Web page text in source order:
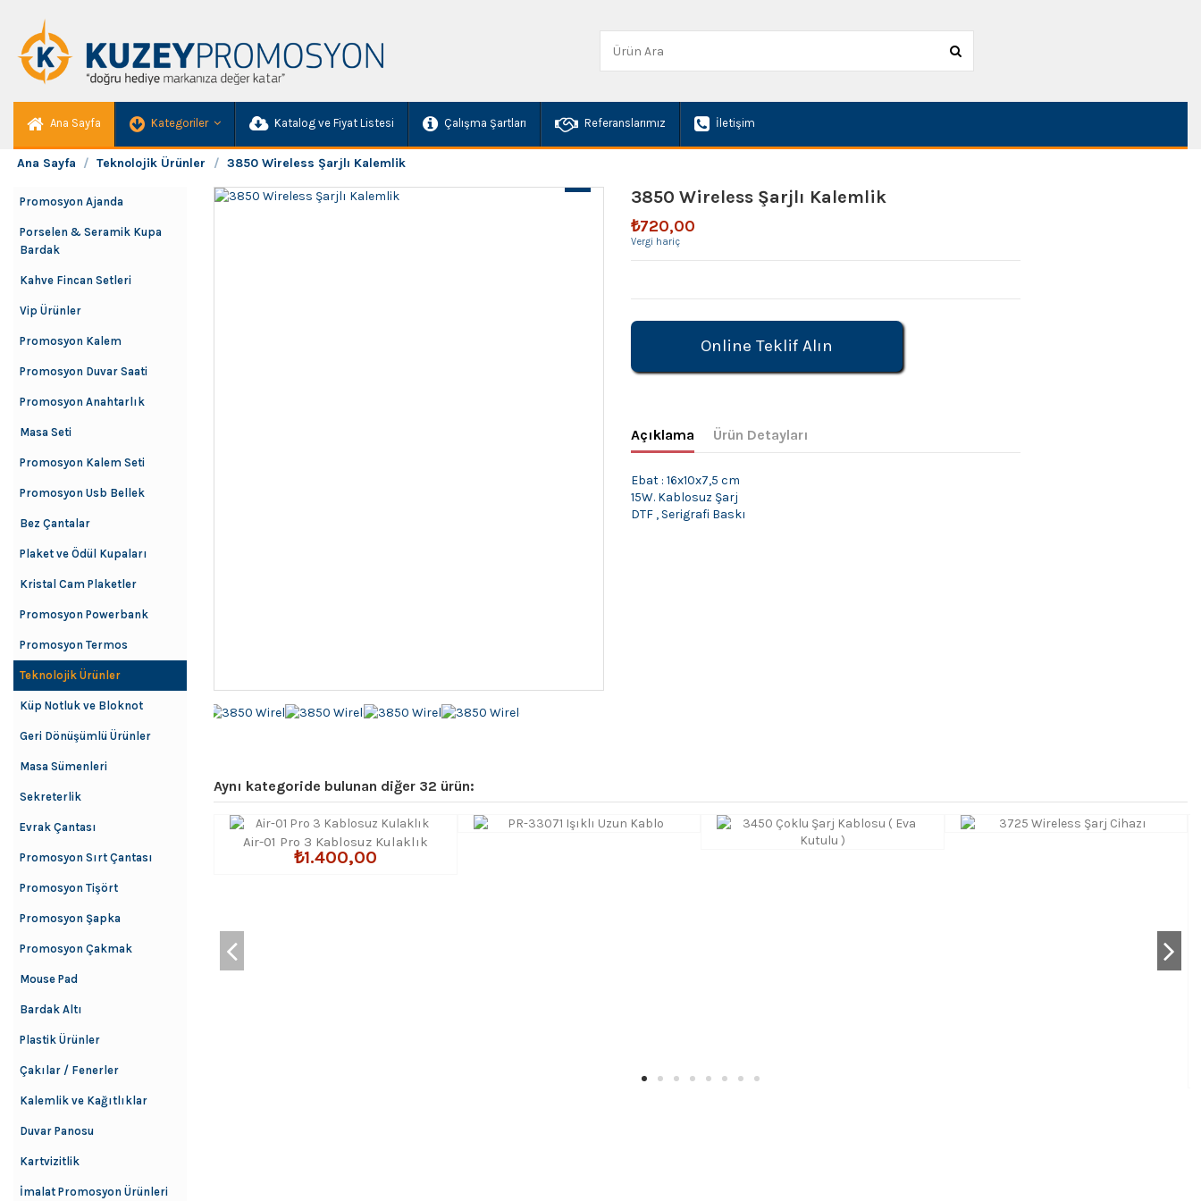
Ana Sayfa Kategoriler Katalog ve Fiyat Listesi Çalışma Şartları Referanslarımız İletişim
Ana Sayfa Teknolojik Ürünler 3850 Wireless Şarjlı Kalemlik
3850 Wireless Şarjlı Kalemlik
₺720,00
Vergi hariç
Online Teklif Alın
Açıklama Ürün Detayları
Ebat : 16x10x7,5 cm
15W. Kablosuz Şarj
DTF , Serigrafi Baskı
Aynı kategoride bulunan diğer 32 ürün:
Air-01 Pro 3 Kablosuz Kulaklık
₺1.400,00
Promosyon Ajanda
Porselen & Seramik Kupa
Bardak
Kahve Fincan Setleri
Vip Ürünler
Promosyon Kalem
Promosyon Duvar Saati
Promosyon Anahtarlık
Masa Seti
Promosyon Kalem Seti
Promosyon Usb Bellek
Bez Çantalar
Plaket ve Ödül Kupaları
Kristal Cam Plaketler
Promosyon Powerbank
Promosyon Termos
Teknolojik Ürünler
Küp Notluk ve Bloknot
Geri Dönüşümlü Ürünler
Masa Sümenleri
Sekreterlik
Evrak Çantası
Promosyon Sırt Çantası
Promosyon Tişört
Promosyon Şapka
Promosyon Çakmak
Mouse Pad
Bardak Altı
Plastik Ürünler
Çakılar / Fenerler
Kalemlik ve Kağıtlıklar
Duvar Panosu
Kartvizitlik
İmalat Promosyon Ürünleri